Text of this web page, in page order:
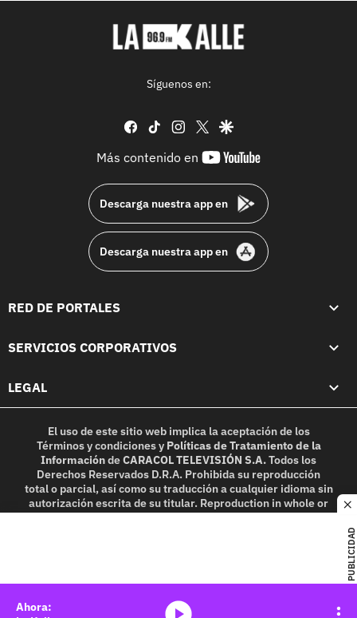
PUBLICIDAD
Síguenos en:
facebook
tiktok instagram
twittergoogle
Más contenido en
youtube-
Descarga nuestra app en
Descarga nuestra app en
RED DE PORTALES
SERVICIOS CORPORATIVOS
LEGAL
El uso de este sitio web implica la aceptación de los
Términos y condicionesy Políticas de Tratamiento de la
InformacióndeCARACOL TELEVISIÓN S.A.Todos los
Derechos Reservados D.R.A. Prohibida su reproducción
total o parcial, así como su traducción a cualquier idioma sin
autorización escrita de su titular. Reproduction in whole or
in part, or translation without written permission is